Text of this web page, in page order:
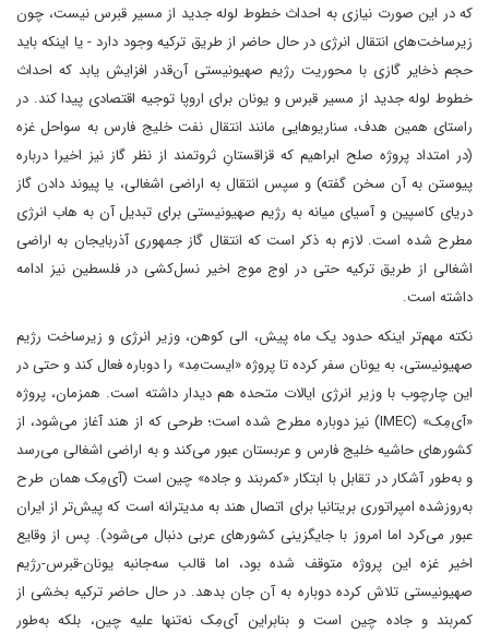
که در این صورت نیازی به احداث خطوط لوله جدید از مسیر قبرس نیست، چون
زیرساخت‌های انتقال انرژی در حال حاضر از طریق ترکیه وجود دارد - یا اینکه باید
حجم ذخایر گازی با محوریت رژیم صهیونیستی آن‌قدر افزایش یابد که احداث
خطوط لوله جدید از مسیر قبرس و یونان برای اروپا توجیه اقتصادی پیدا کند. در
راستای همین هدف، سناریوهایی مانند انتقال نفت خلیج فارس به سواحل غزه
(در امتداد پروژه صلح ابراهیم که قزاقستانِ ثروتمند از نظر گاز نیز اخیرا درباره
پیوستن به آن سخن گفته) و سپس انتقال به اراضی اشغالی، یا پیوند دادن گاز
دریای کاسپین و آسیای میانه به رژیم صهیونیستی برای تبدیل آن به هاب انرژی
مطرح شده است. لازم به ذکر است که انتقال گاز جمهوری آذربایجان به اراضی
اشغالی از طریق ترکیه حتی در اوج موج اخیر نسل‌کشی در فلسطین نیز ادامه
داشته است.
نکته مهم‌تر اینکه حدود یک ماه پیش، الی کوهن، وزیر انرژی و زیرساخت رژیم
صهیونیستی، به یونان سفر کرده تا پروژه «ایست‌مِد» را دوباره فعال کند و حتی در
این چارچوب با وزیر انرژی ایالات متحده هم دیدار داشته است. همزمان، پروژه
«آی‌مِک» (IMEC) نیز دوباره مطرح شده است؛ طرحی که از هند آغاز می‌شود، از
کشورهای حاشیه خلیج فارس و عربستان عبور می‌کند و به اراضی اشغالی می‌رسد
و به‌طور آشکار در تقابل با ابتکار «کمربند و جاده» چین است (آی‌مِک همان طرح
به‌روزشده امپراتوری بریتانیا برای اتصال هند به مدیترانه است که پیش‌تر از ایران
عبور می‌کرد اما امروز با جایگزینی کشورهای عربی دنبال می‌شود). پس از وقایع
اخیر غزه این پروژه متوقف شده بود، اما قالب سه‌جانبه یونان-قبرس-رژیم
صهیونیستی تلاش کرده دوباره به آن جان بدهد. در حال حاضر ترکیه بخشی از
کمربند و جاده چین است و بنابراین آی‌مِک نه‌تنها علیه چین، بلکه به‌طور